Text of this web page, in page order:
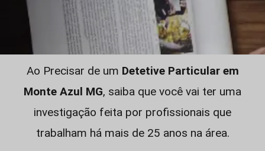
Ao Precisar de um Detetive Particular em
Monte Azul MG, saiba que você vai ter uma
investigação feita por profissionais que
trabalham há mais de 25 anos na área.